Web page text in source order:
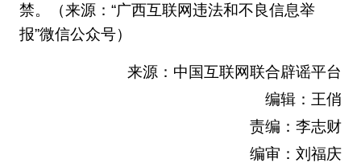
禁。（来源：“广西互联网违法和不良信息举
报”微信公众号）
来源：中国互联网联合辟谣平台
编辑：王俏
责编：李志财
编审：刘福庆